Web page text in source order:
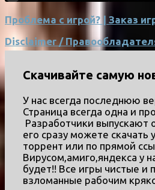
Проблема с игрой? | Заказ
Disclaimer /
Скачивайте самую
У нас всегда последнюю
Страница всегда одна и
Разработчики выпускают
его сразу можете скачать
торрент или по прямой
Вирусом,амиго,яндекса у
будет!! Все игры чистые и
взломанные рабочим